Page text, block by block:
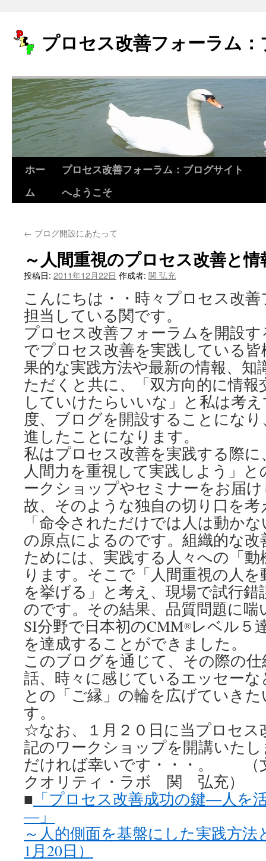
プロセス改善フォーラム
ン
へ
キ
ッ
プ
ホー
ム
プロセス改善フォーラム：ブログサイト
へようこそ
← ブログ開設にあたって
～人間重視のプロセス改善と情
投稿日: 2011年12月22日 作成者: 関 弘充
こんにちは・・時々プロセス改
担当している関です。
プロセス改善フォーラムを開設
でプロセス改善を実践している
果的な実践方法や最新の情報、知
ただくと共に、「双方向的に情報
していけたらいいな」と私は考
度、ブログを開設することにな
進したことになります。
私はプロセス改善を実践する際
人間力を重視して実践しよう」
ークショップやセミナーをお届
故、そのような独自の切り口を
「命令されただけでは人は動か
の原点によるのです。組織的な
ためには、実践する人々への「
ります。そこで「人間重視の人
を挙げる」と考え、現場で試行
のです。その結果、品質問題に
SI分野で日本初のCMM®レベル５
を達成することができました。
このブログを通じて、その際の
話、時々に感じているエッセー
との「ご縁」の輪を広げていき
す。
☆なお、１月２０日に当プロセス
記のワークショップを開講いた
だければ幸いです・・・。 （
クオリティ・ラボ 関 弘充）
■ 「プロセス改善成功の鍵―人を
―」
～人的側面を基盤にした実践方法
1月20日）